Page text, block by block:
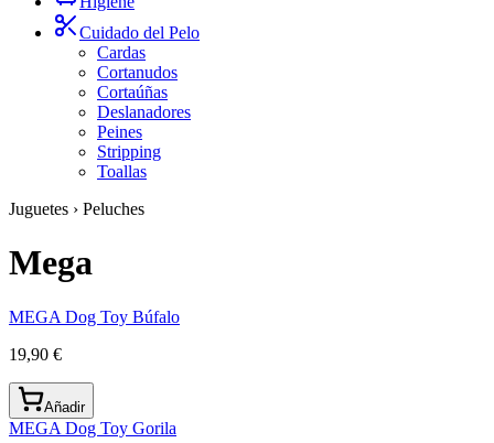
Cuidado del Pelo
Cardas
Cortanudos
Cortaúñas
Deslanadores
Peines
Stripping
Toallas
Juguetes › Peluches
Mega
MEGA Dog Toy Búfalo
19,90 €
Añadir
MEGA Dog Toy Gorila